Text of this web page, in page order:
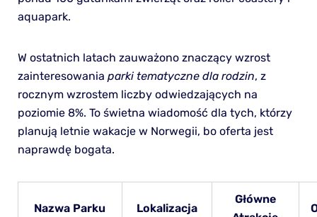
aquapark.
W ostatnich latach zauważono znaczący wzrost
zainteresowania parki tematyczne dla rodzin, z
rocznym wzrostem liczby odwiedzających na
poziomie 8%. To świetna wiadomość dla tych, którzy
planują letnie wakacje w Norwegii, bo oferta jest
naprawdę bogata.
Nazwa Parku Lokalizacja
Główne